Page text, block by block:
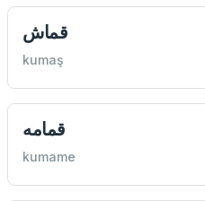
قماش
kumaş
قمامه
kumame